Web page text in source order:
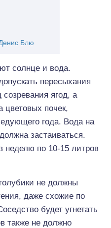
Блю
солнце и вода.
пересыхания
ягод, а
цветовых почек,
года. Вода на
застаиваться.
неделю по 10-15 литров
не должны
даже схожие по
будет угнетать
также не должно